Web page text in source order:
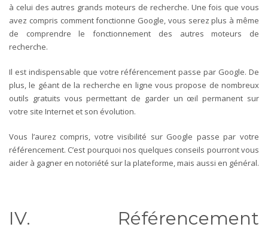
à celui des autres grands moteurs de recherche. Une fois que vous
avez compris comment fonctionne Google, vous serez plus à même
de comprendre le fonctionnement des autres moteurs de
recherche.
Il est indispensable que votre référencement passe par Google. De
plus, le géant de la recherche en ligne vous propose de nombreux
outils gratuits vous permettant de garder un œil permanent sur
votre site Internet et son évolution.
Vous l’aurez compris, votre visibilité sur Google passe par votre
référencement. C’est pourquoi nos quelques conseils pourront vous
aider à gagner en notoriété sur la plateforme, mais aussi en général.
IV. Référencement